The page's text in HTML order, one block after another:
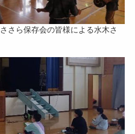
さら保存会の皆様による水木さ